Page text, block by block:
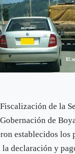
de la
de
establecidos los
la declaración y